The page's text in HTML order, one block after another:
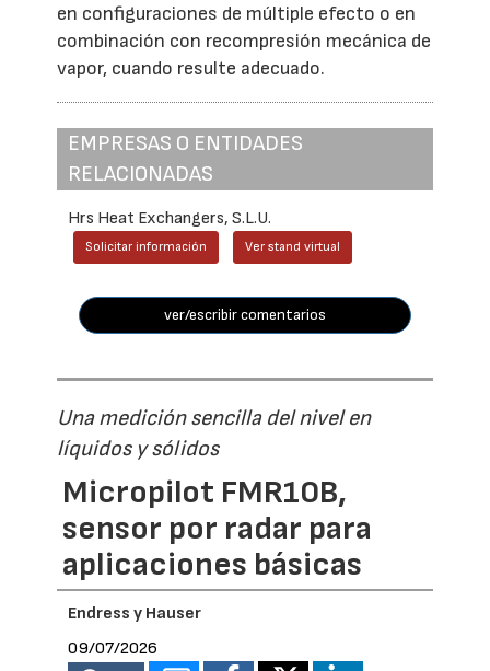
en configuraciones de múltiple efecto o en
combinación con recompresión mecánica de
vapor, cuando resulte adecuado.
EMPRESAS O ENTIDADES
RELACIONADAS
Hrs Heat Exchangers, S.L.U.
Solicitar información Ver stand virtual
ver/escribir comentarios
Una medición sencilla del nivel en
líquidos y sólidos
Micropilot FMR10B,
sensor por radar para
aplicaciones básicas
Endress y Hauser
09/07/2026